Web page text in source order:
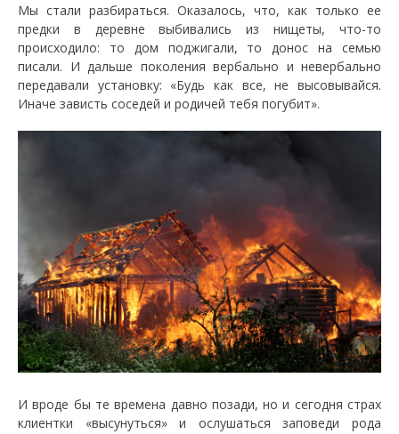
Мы стали разбираться. Оказалось, что, как только ее
предки в деревне выбивались из нищеты, что-то
происходило: то дом поджигали, то донос на семью
писали. И дальше поколения вербально и невербально
передавали установку: «Будь как все, не высовывайся.
Иначе зависть соседей и родичей тебя погубит».
И вроде бы те времена давно позади, но и сегодня страх
клиентки «высунуться» и ослушаться заповеди рода